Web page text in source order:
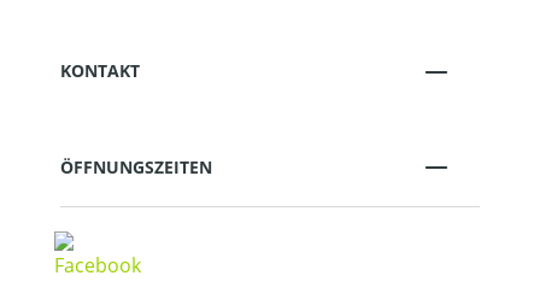
KONTAKT
ÖFFNUNGSZEITEN